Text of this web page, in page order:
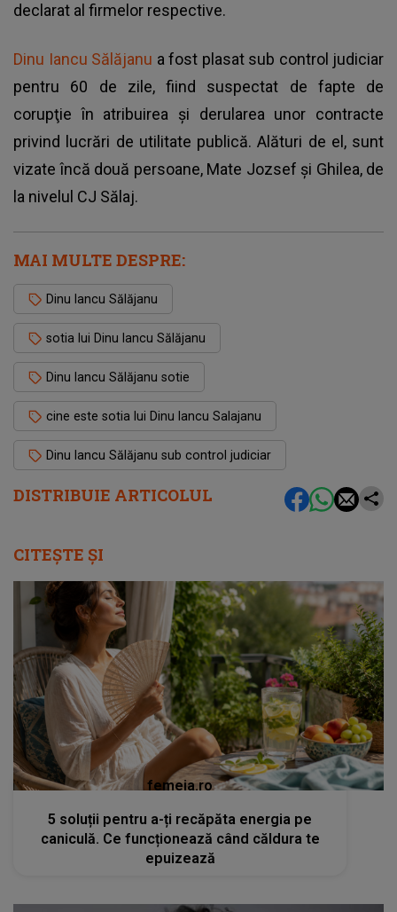
DISTRIBUIE ARTICOLUL
declarat al firmelor respective.
Dinu Iancu Sălăjanu a fost plasat sub control judiciar
pentru 60 de zile, fiind suspectat de fapte de
corupţie în atribuirea şi derularea unor contracte
privind lucrări de utilitate publică. Alături de el, sunt
vizate încă două persoane, Mate Jozsef și Ghilea, de
la nivelul CJ Sălaj.
MAI MULTE DESPRE:
Dinu Iancu Sălăjanu
sotia lui Dinu Iancu Sălăjanu
Dinu Iancu Sălăjanu sotie
cine este sotia lui Dinu Iancu Salajanu
Dinu Iancu Sălăjanu sub control judiciar
CITEȘTE ȘI
femeia.ro
5 soluții pentru a-ți recăpăta energia pe
caniculă. Ce funcționează când căldura te
epuizează